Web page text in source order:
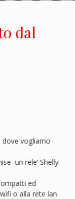
dal
dove vogliamo
un rele’ Shelly
ed
o alla rete lan